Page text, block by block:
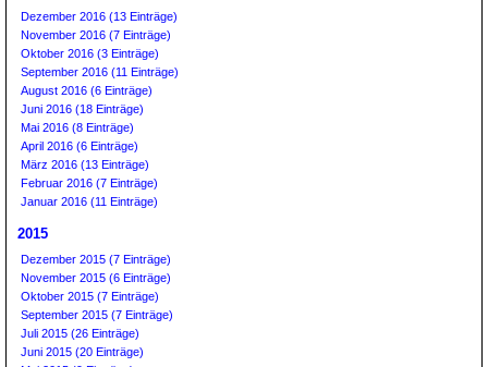
Dezember 2016 (13 Einträge)
November 2016 (7 Einträge)
Oktober 2016 (3 Einträge)
September 2016 (11 Einträge)
August 2016 (6 Einträge)
Juni 2016 (18 Einträge)
Mai 2016 (8 Einträge)
April 2016 (6 Einträge)
März 2016 (13 Einträge)
Februar 2016 (7 Einträge)
Januar 2016 (11 Einträge)
2015
Dezember 2015 (7 Einträge)
November 2015 (6 Einträge)
Oktober 2015 (7 Einträge)
September 2015 (7 Einträge)
Juli 2015 (26 Einträge)
Juni 2015 (20 Einträge)